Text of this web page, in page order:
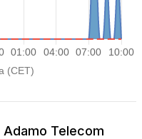
Telecom